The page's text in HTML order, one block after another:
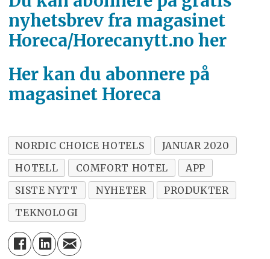
nyhetsbrev fra magasinet
Horeca/Horecanytt.no her
Her kan du abonnere på
magasinet Horeca
NORDIC CHOICE HOTELS
JANUAR 2020
HOTELL
COMFORT HOTEL
APP
SISTE NYTT
NYHETER
PRODUKTER
TEKNOLOGI